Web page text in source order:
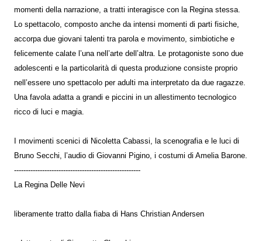
momenti della narrazione, a tratti interagisce con la Regina stessa.
Lo spettacolo, composto anche da intensi momenti di parti fisiche,
accorpa due giovani talenti tra parola e movimento, simbiotiche e
felicemente calate l’una nell’arte dell’altra. Le protagoniste sono due
adolescenti e la particolarità di questa produzione consiste proprio
nell’essere uno spettacolo per adulti ma interpretato da due ragazze.
Una favola adatta a grandi e piccini in un allestimento tecnologico
ricco di luci e magia.
I movimenti scenici di Nicoletta Cabassi, la scenografia e le luci di
Bruno Secchi, l’audio di Giovanni Pigino, i costumi di Amelia Barone.
------------------------------------------------------
La Regina Delle Nevi
liberamente tratto dalla fiaba di Hans Christian Andersen